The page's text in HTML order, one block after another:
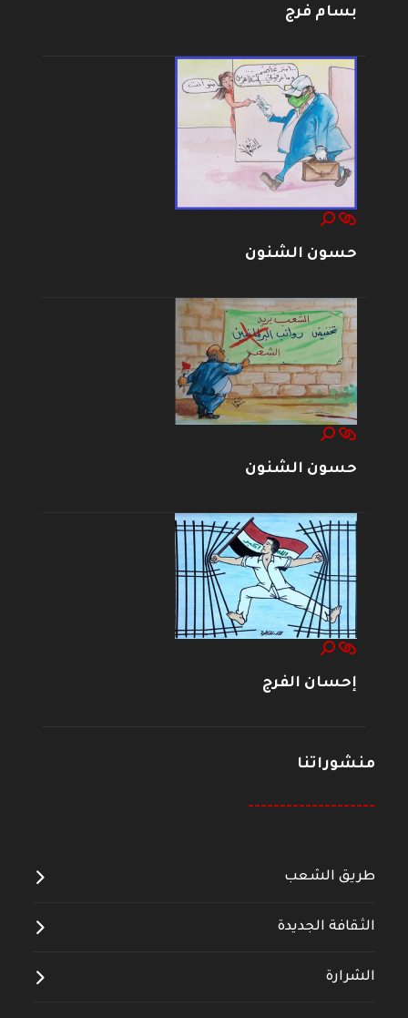
بسام فرج
حسون الشنون
حسون الشنون
إحسان الفرج
منشوراتنا
--------------------
طريق الشعب
الثقافة الجديدة
الشرارة